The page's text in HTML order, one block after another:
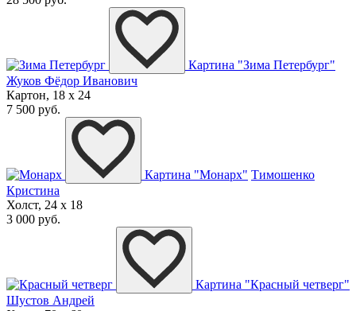
Картина "Зима Петербург"
Жуков Фёдор Иванович
Картон, 18 x 24
7 500 руб.
Картина "Монарх" Тимошенко
Кристина
Холст, 24 x 18
3 000 руб.
Картина "Красный четверг"
Шустов Андрей